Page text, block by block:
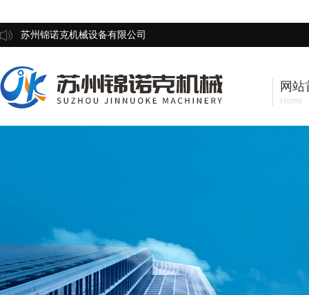
苏州锦诺克机械设备有限公司
网站
Home